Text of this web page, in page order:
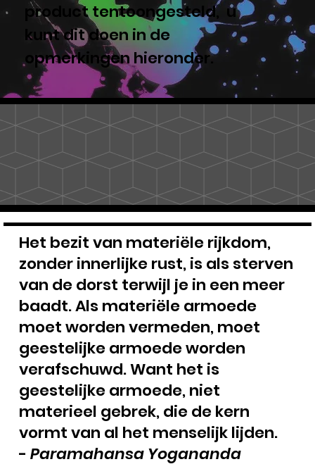
Het bezit van materiële rijkdom,
zonder innerlijke rust, is als sterven
van de dorst terwijl je in een meer
baadt. Als materiële armoede
moet worden vermeden, moet
geestelijke armoede worden
verafschuwd. Want het is
geestelijke armoede, niet
materieel gebrek, die de kern
vormt van al het menselijk lijden.
- Paramahansa Yogananda
product tentoongesteld, u
kunt dit doen in de
opmerkingen hieronder.